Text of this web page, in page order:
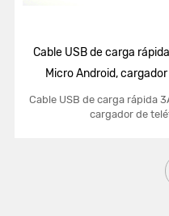
Cable USB de carga
Micro Android,
Cable USB de carga rápida
cargador de